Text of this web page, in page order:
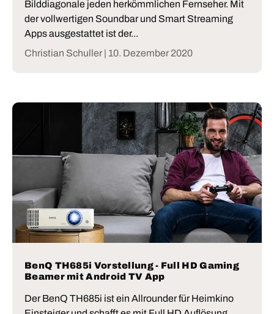
Bilddiagonale jeden herkömmlichen Fernseher. Mit
der vollwertigen Soundbar und Smart Streaming
Apps ausgestattet ist der...
Christian Schuller | 10. Dezember 2020
BenQ TH685i Vorstellung - Full HD Gaming
Beamer mit Android TV App
Der BenQ TH685i ist ein Allrounder für Heimkino